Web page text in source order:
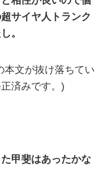
サイヤ人トランク
。
本文が抜け落ちてい
済みです。)
甲斐はあったかな